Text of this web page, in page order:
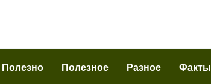
Полезно Полезное Разное Факты